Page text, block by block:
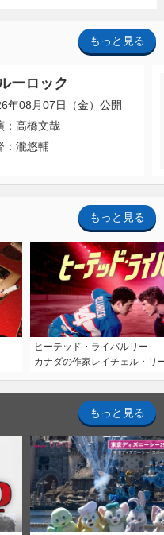
もっと見る
ーロック
年08月07日（金）公開
：高橋文哉
：瀧悠輔
もっと見る
ヒーテッド・ライバルリー
カナダの作家レイチェル・リ
もっと見る